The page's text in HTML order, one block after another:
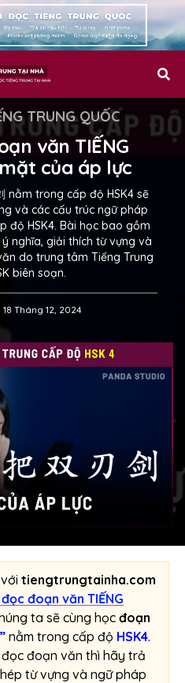
TRUNG QUỐC
văn TIẾNG
của áp lực
nằm trong cấp độ HSK4 sẽ
và các cấu trúc ngữ pháp
độ HSK4. Bài học bao gồm
nghĩa, giải thích từ vựng và
do trung tâm Tiếng Trung
biên soạn.
18 Tháng 12, 2024
tiengtrungtainha.com
đoạn văn TIẾNG
ta sẽ cùng học đoạn
nằm trong cấp độ HSK4.
đoạn văn thì hãy trả
từ vựng và ngữ pháp